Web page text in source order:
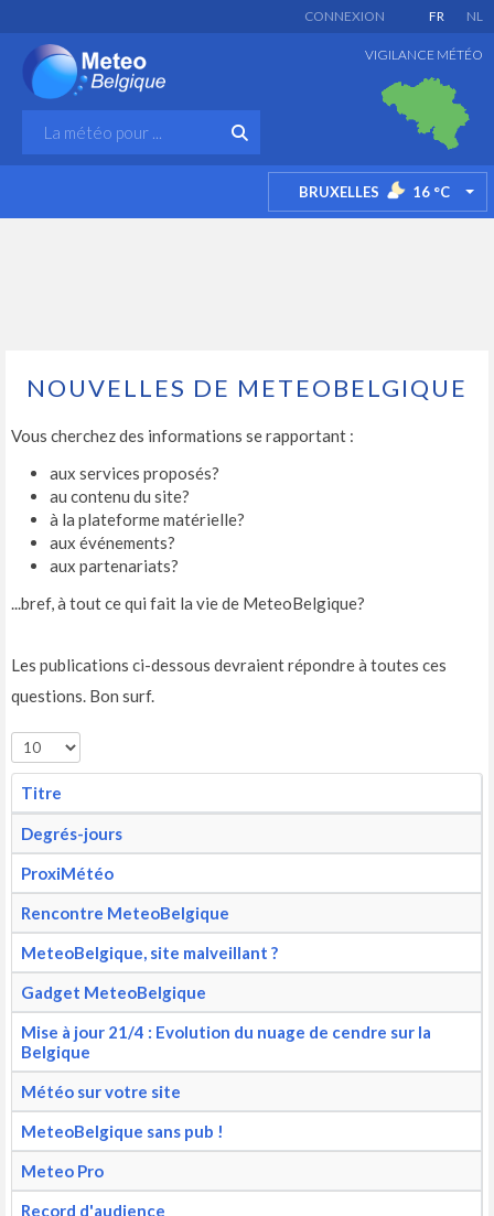
FR NL
CONNEXION
VIGILANCE MÉTÉO
BRUXELLES 16 °C
NOUVELLES DE METEOBELGIQUE
Vous cherchez des informations se rapportant :
aux services proposés?
au contenu du site?
à la plateforme matérielle?
aux événements?
aux partenariats?
...bref, à tout ce qui fait la vie de MeteoBelgique?
Les publications ci-dessous devraient répondre à toutes ces
questions. Bon surf.
Titre
Degrés-jours
ProxiMétéo
Rencontre MeteoBelgique
MeteoBelgique, site malveillant ?
Gadget MeteoBelgique
Mise à jour 21/4 : Evolution du nuage de cendre sur la
Belgique
Météo sur votre site
MeteoBelgique sans pub !
Meteo Pro
Record d'audience